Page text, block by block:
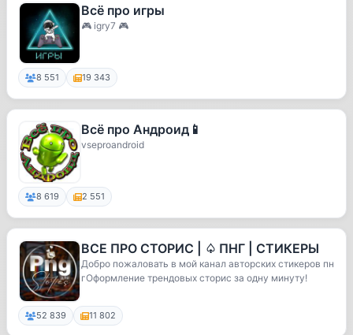
Всё про игры
🎮 igry7 🎮
8 551 19 343
Всё про Андроид📱
vseproandroid
8 619 2 551
ВСЕ ПРО СТОРИС | ♤ ПНГ | СТИКЕРЫ
Добро пожаловать в мой канал авторских стикеров пн
гОформление трендовых сторис за одну минуту!
52 839 11 802